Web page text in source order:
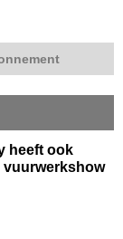
heeft ook